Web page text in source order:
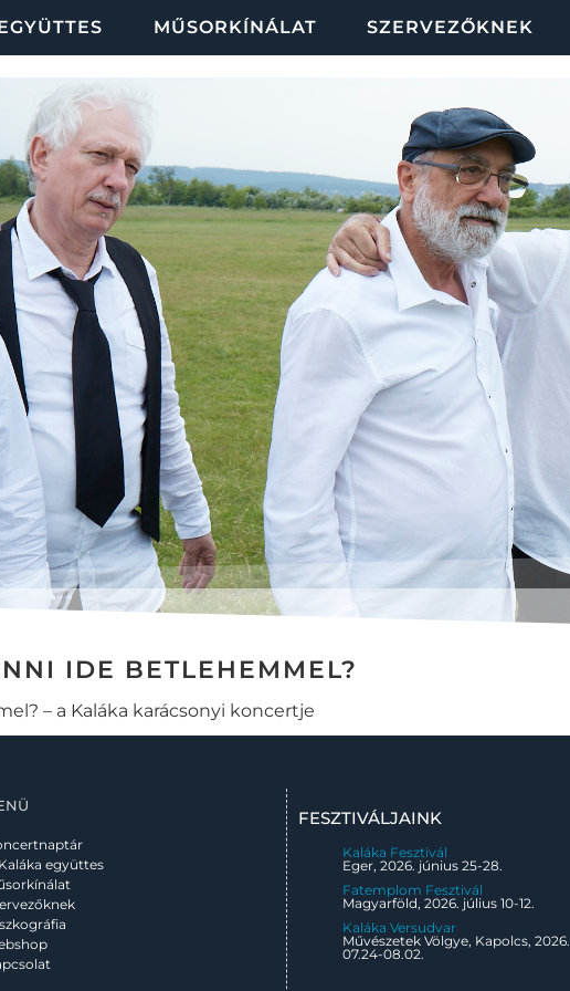
MŰSORKÍNÁLAT SZERVEZŐKNEK
IDE BETLEHEMMEL?
– a Kaláka karácsonyi koncertje
együttes
FESZTIVÁLJAINK
Kaláka Fesztivál
Eger, 2026. június 25-28.
Fatemplom Fesztivál
Magyarföld, 2026. július 10-12.
Kaláka Versudvar
Művészetek Völgye, Kapolcs, 2026.
07.24-08.02.